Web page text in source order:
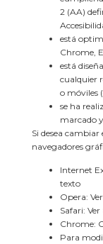
2 (AA)
está
Chrome,
está
cualquier
o móviles
se ha
marcado
Si desea
navegadores
Internet
texto
Opera:
Safari:
Chrome:
Para